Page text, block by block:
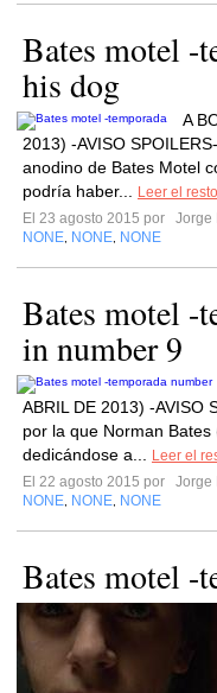
Bates motel -
his dog
A
2013) -AVISO
anodino de Bates Motel
podría haber...
Leer el resto
El 23 agosto 2015 por
Jorge
NONE NONE NONE
Bates motel -
in number 9
ABRIL DE 2013) -AVISO
por la que Norman
dedicándose a...
Leer el
El 22 agosto 2015 por
Jorge
NONE NONE NONE
Bates motel -